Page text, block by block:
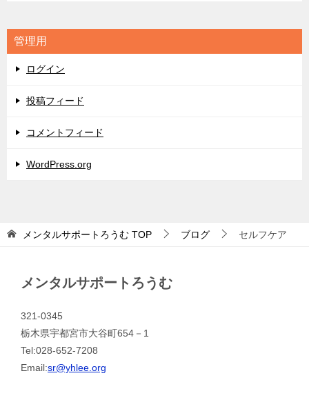
リ
ー
管理用
ログイン
投稿フィード
コメントフィード
WordPress.org
メンタルサポートろうむ TOP ブログ セルフケア
メンタルサポートろうむ
321-0345
栃木県宇都宮市大谷町654－1
Tel:028-652-7208
Email:sr@yhlee.org